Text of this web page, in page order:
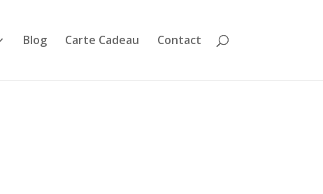
Blog Carte Cadeau Contact